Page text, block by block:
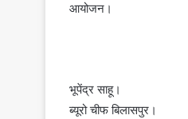
आयोजन।
भूपेंद्र साहू।
ब्यूरो चीफ बिलासपुर।